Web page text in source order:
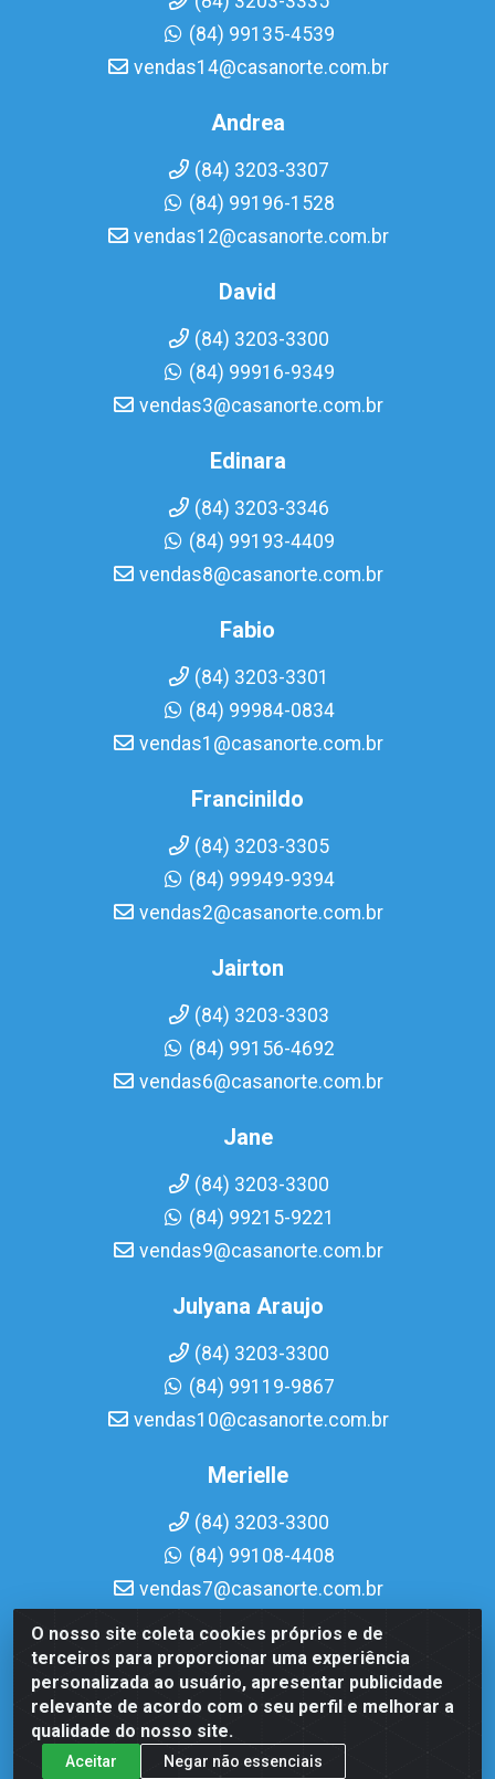
O nosso site coleta cookies próprios e de
terceiros para proporcionar uma experiência
personalizada ao usuário, apresentar publicidade
relevante de acordo com o seu perfil e melhorar a
qualidade do nosso site.
Aceitar Negar não essenciais
(84) 99135-4539
vendas14@casanorte.com.br
Andrea
(84) 3203-3307
(84) 99196-1528
vendas12@casanorte.com.br
David
(84) 3203-3300
(84) 99916-9349
vendas3@casanorte.com.br
Edinara
(84) 3203-3346
(84) 99193-4409
vendas8@casanorte.com.br
Fabio
(84) 3203-3301
(84) 99984-0834
vendas1@casanorte.com.br
Francinildo
(84) 3203-3305
(84) 99949-9394
vendas2@casanorte.com.br
Jairton
(84) 3203-3303
(84) 99156-4692
vendas6@casanorte.com.br
Jane
(84) 3203-3300
(84) 99215-9221
vendas9@casanorte.com.br
Julyana Araujo
(84) 3203-3300
(84) 99119-9867
vendas10@casanorte.com.br
Merielle
(84) 3203-3300
(84) 99108-4408
vendas7@casanorte.com.br
Casa Norte LTDA - Av. Interventor Mário Câmara, 1815 - Dix-
Sept Rosado, Natal/RN - CEP 59054-600 - CNPJ
08.713.513/0001-51